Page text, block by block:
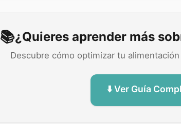
📚¿Quieres aprender más
Descubre cómo optimizar tu
⬇️ Ver Guía